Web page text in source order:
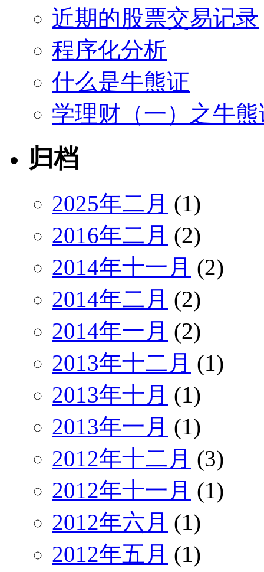
近期的股票交易记录
程序化分析
什么是牛熊证
学理财（一）之牛
归档
2025年二月 (1)
2016年二月 (2)
2014年十一月 (2)
2014年二月 (2)
2014年一月 (2)
2013年十二月 (1)
2013年十月 (1)
2013年一月 (1)
2012年十二月 (3)
2012年十一月 (1)
2012年六月 (1)
2012年五月 (1)